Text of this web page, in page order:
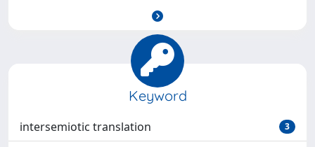
Keyword
intersemiotic translation 3